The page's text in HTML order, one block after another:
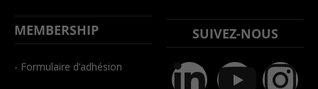
MEMBERSHIP
- Formulaire d’adhésion
SUIVEZ-NOUS